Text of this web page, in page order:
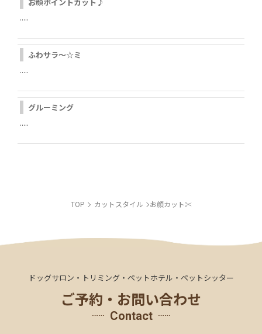
.....
ふわサラ～☆ミ
.....
グルーミング
.....
TOP カットスタイル お顔カット✂
ドッグサロン・トリミング・ペットホテル・ペットシッター
ご予約・お問い合わせ
Contact
LINE
INSTAGRAM